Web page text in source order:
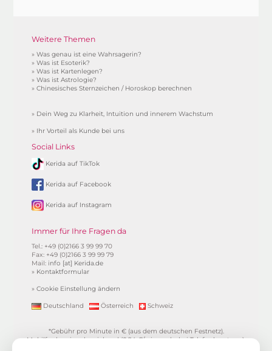
Weitere Themen
»Was genau ist eine Wahrsagerin?
»Was ist Esoterik?
»Was ist Kartenlegen?
»Was ist Astrologie?
»Chinesisches Sternzeichen / Horoskop berechnen
» Dein Weg zu Klarheit, Intuition und innerem Wachstum
» Ihr Vorteil als Kunde bei uns
Social Links
Kerida auf TikTok
Kerida auf Facebook
Kerida auf Instagram
Immer für Ihre Fragen da
Tel.: +49 (0)2166 3 99 99 70
Fax: +49 (0)2166 3 99 99 79
Mail: info [at] Kerida.de
» Kontaktformular
»Cookie Einstellung ändern
Deutschland Österreich Schweiz
*Gebühr pro Minute in € (aus dem deutschen Festnetz).
Mobilfunkpreise abweichend (0,24 €/min. mehr bei Telefonberatung).